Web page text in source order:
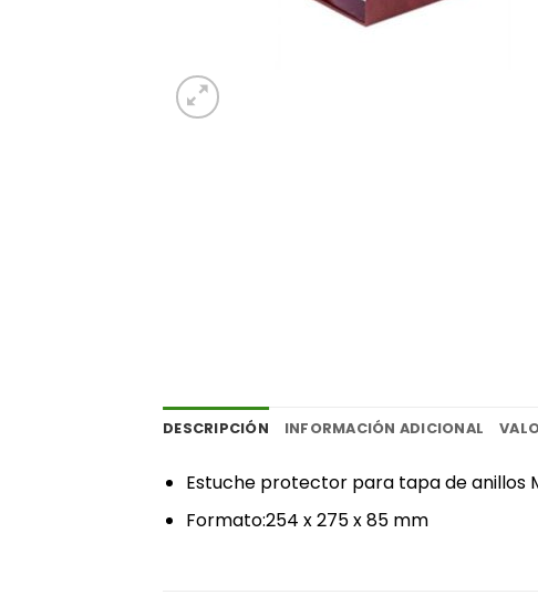
DESCRIPCIÓN INFORMACIÓN ADICIONAL
Estuche protector para tapa de anillos
Formato:254 x 275 x 85 mm